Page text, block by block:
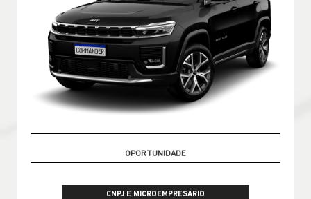
CNPJ E MICROEMPRESÁRIO